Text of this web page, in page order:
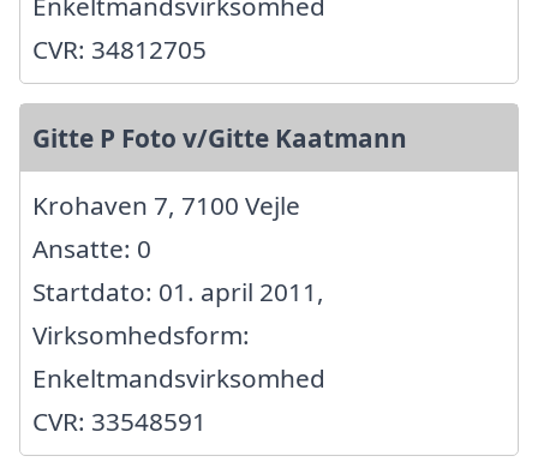
CVR: 34812705
Gitte P Foto v/Gitte Kaatmann
Krohaven 7, 7100 Vejle
Ansatte: 0
Startdato: 01. april 2011,
Virksomhedsform:
Enkeltmandsvirksomhed
CVR: 33548591